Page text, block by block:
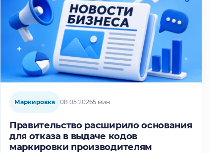
Маркировка 08.05.20265 мин
Правительство расширило основания
для отказа в выдаче кодов
маркировки производителям